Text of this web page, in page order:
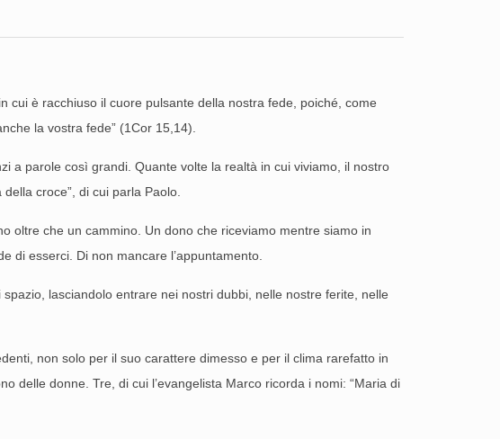
cui è racchiuso il cuore pulsante della nostra fede, poiché, come
la vostra fede” (1Cor 15,14).
a parole così grandi. Quante volte la realtà in cui viviamo, il nostro
croce”, di cui parla Paolo.
oltre che un cammino. Un dono che riceviamo mentre siamo in
di esserci. Di non mancare l’appuntamento.
lasciandolo entrare nei nostri dubbi, nelle nostre ferite, nelle
non solo per il suo carattere dimesso e per il clima rarefatto in
delle donne. Tre, di cui l’evangelista Marco ricorda i nomi: “Maria di